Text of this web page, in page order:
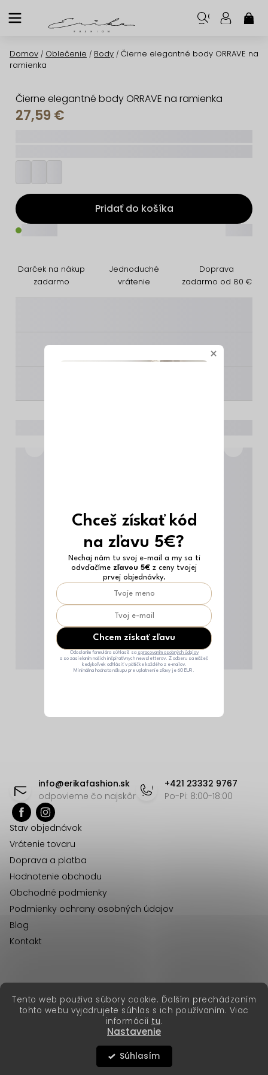
Tento web používa súbory cookie. Ďalším prechádzaním
tohto webu vyjadrujete súhlas s ich používaním. Viac
informácií tu.
Nastavenie
Súhlasím
na
Domov / Oblečenie / Body / Čierne elegantné body ORRAVE na
ramienka
Čierne elegantné body ORRAVE na ramienka
27,59 €
Pridať do košíka
Darček na nákup
zadarmo
Jednoduché
vrátenie
Doprava
zadarmo od 80 €
________
info@erikafashion.sk
odpovieme čo najskôr
+421 23332 9767
Po-Pi: 8:00-18:00
Stav objednávok
Vrátenie tovaru
Doprava a platba
Hodnotenie obchodu
Obchodné podmienky
Podmienky ochrany osobných údajov
Blog
Kontakt
Vytvoril Shoptet Premium
Copyright 2026Erika Fashion. Všetky práva vyhradené.
erikafashion.cz
×
Chceš získať kód
na zľavu 5€?
Nechaj nám tu svoj e-mail a my sa ti
odvďačíme zľavou 5€ z ceny tvojej
prvej objednávky.
Chcem získať zľavu
Odoslaním formulára súhlasíš sa spracovaním osobných údajov
a so zasielaním našich inšpiratívnych newsletterov. Z odberu sa môžeš
kedykoľvek odhlásiť v pätičke každého z e-mailov.
Minimálna hodnota nákupu pre uplatnenie zľavy je 60 EUR.